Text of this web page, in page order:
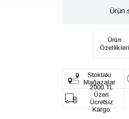
Ürün
Ürün
Özellikleri
Stoktaki
Mağazalar
2000 TL
Üzeri
Ücretsiz
Kargo